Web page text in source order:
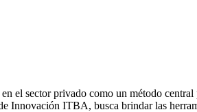
sector privado como un método central
Innovación ITBA, busca brindar las